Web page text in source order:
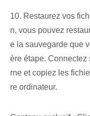
10. ‌Restaurez vos
n, vous pouvez
e ⁢la⁤ sauvegarde⁤ que
ère étape.
rne et copiez les
re ordinateur.